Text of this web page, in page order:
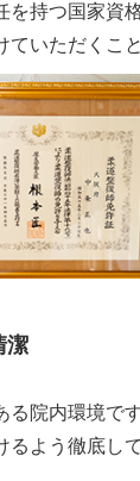
を持つ国家資
いただくこ
潔
る院内環境で
るよう徹底し